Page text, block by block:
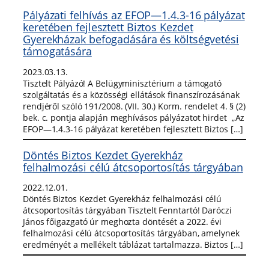
Pályázati felhívás az EFOP—1.4.3-16 pályázat
keretében fejlesztett Biztos Kezdet
Gyerekházak befogadására és költségvetési
támogatására
2023.03.13.
Tisztelt Pályázó! A Belügyminisztérium a támogató
szolgáltatás és a közösségi ellátások finanszírozásának
rendjéről szóló 191/2008. (VII. 30.) Korm. rendelet 4. § (2)
bek. c. pontja alapján meghívásos pályázatot hirdet „Az
EFOP—1.4.3-16 pályázat keretében fejlesztett Biztos […]
Döntés Biztos Kezdet Gyerekház
felhalmozási célú átcsoportosítás tárgyában
2022.12.01.
Döntés Biztos Kezdet Gyerekház felhalmozási célú
átcsoportosítás tárgyában Tisztelt Fenntartó! Daróczi
János főigazgató úr meghozta döntését a 2022. évi
felhalmozási célú átcsoportosítás tárgyában, amelynek
eredményét a mellékelt táblázat tartalmazza. Biztos […]